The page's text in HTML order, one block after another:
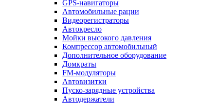
GPS-навигаторы
Автомобильные рации
Видеорегистраторы
Автокресло
Мойки высокого давления
Компрессор автомобильный
Дополнительное оборудование
Домкраты
FM-модуляторы
Автовизитки
Пуско-зарядные устройства
Автодержатели